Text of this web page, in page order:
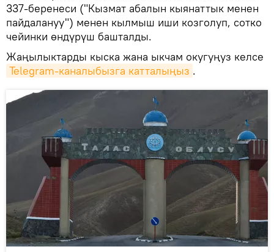
337-беренеси ("Кызмат абалын кыянаттык менен
пайдалануу") менен кылмыш иши козголуп, сотко
чейинки өндүрүш башталды.
Жаңылыктарды кыска жана ыкчам окугуңуз келсе
Telegram-каналыбызга катталыңыз .